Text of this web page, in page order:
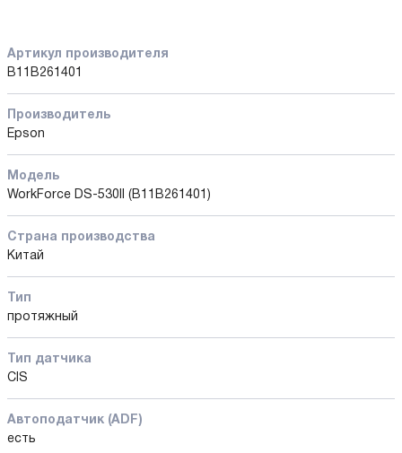
Артикул производителя
B11B261401
Производитель
Epson
Модель
WorkForce DS-530II (B11B261401)
Страна производства
Китай
Тип
протяжный
Тип датчика
CIS
Автоподатчик (ADF)
есть